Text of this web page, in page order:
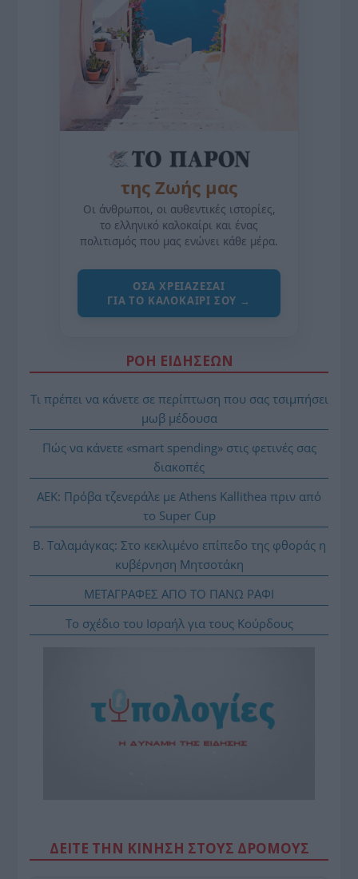
της Ζωής μας
Οι άνθρωποι, οι αυθεντικές ιστορίες,
το ελληνικό καλοκαίρι και ένας
πολιτισμός που μας ενώνει κάθε μέρα.
ΌΣΑ ΧΡΕΙΆΖΕΣΑΙ
ΓΙΑ ΤΟ ΚΑΛΟΚΑΊΡΙ ΣΟΥ →
ΡΟΗ ΕΙΔΗΣΕΩΝ
Τι πρέπει να κάνετε σε περίπτωση που σας τσιμπήσει
μωβ μέδουσα
Πώς να κάνετε «smart spending» στις φετινές σας
διακοπές
ΑΕΚ: Πρόβα τζενεράλε με Athens Kallithea πριν από
το Super Cup
Β. Ταλαμάγκας: Στο κεκλιμένο επίπεδο της φθοράς η
κυβέρνηση Μητσοτάκη
ΜΕΤΑΓΡΑΦΕΣ ΑΠΟ ΤΟ ΠΑΝΩ ΡΑΦΙ
Το σχέδιο του Ισραήλ για τους Κούρδους
ΔΕΙΤΕ ΤΗΝ ΚΙΝΗΣΗ ΣΤΟΥΣ ΔΡΌΜΟΥΣ